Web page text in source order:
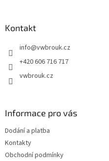
Kontakt
info@vwbrouk.cz
+420 606 716 717
vwbrouk.cz
Informace pro vás
Dodání a platba
Kontakty
Obchodní podmínky